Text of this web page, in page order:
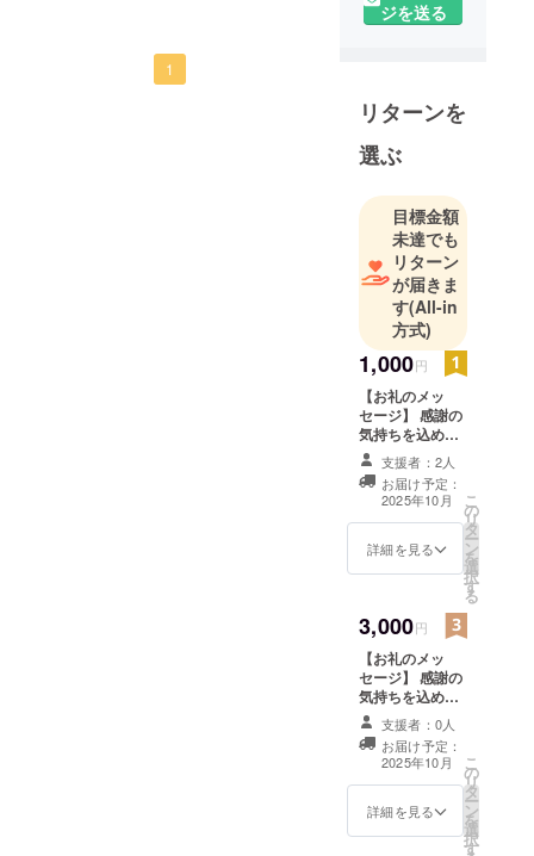
1
ジを送る
リターンを
選ぶ
目標金額
未達でも
リターン
が届きま
す(All-in
方式)
1,000円
【お礼のメッ
セージ】 感謝の
気持ちを込め
て、お礼のメッ
セージをお送り
します。
支援者：2人
お届け予定：
2025年10月
詳細を見る
こ
の
リ
タ
ー
ン
を
選
択
す
る
3,000円
【お礼のメッ
セージ】 感謝の
気持ちを込め
て、お礼のメッ
セージをお送り
します。 ※ この
リターンは1000
円のリターンと
同じ内容になり
支援者：0人
お届け予定：
2025年10月
詳細を見る
こ
の
リ
タ
ー
ン
を
選
択
す